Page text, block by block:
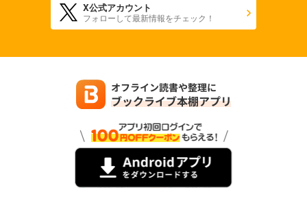
X公式アカウント
フォローして最新情報をチェック！